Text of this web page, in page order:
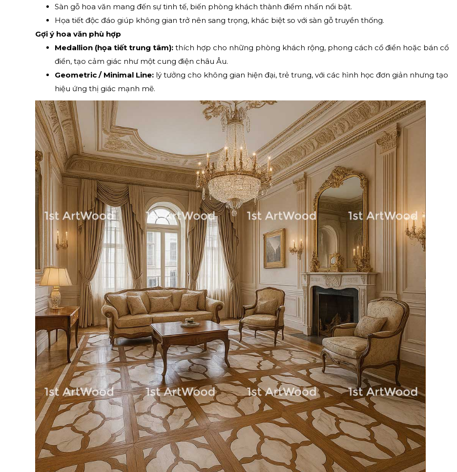
Sàn gỗ hoa văn mang đến sự tinh tế, biến phòng khách thành điểm nhấn nổi bật.
Họa tiết độc đáo giúp không gian trở nên sang trọng, khác biệt so với sàn gỗ truyền thống.
Gợi ý hoa văn phù hợp
Medallion (họa tiết trung tâm): thích hợp cho những phòng khách rộng, phong cách cổ điển hoặc bán cổ
điển, tạo cảm giác như một cung điện châu Âu.
Geometric / Minimal Line: lý tưởng cho không gian hiện đại, trẻ trung, với các hình học đơn giản nhưng tạo
hiệu ứng thị giác mạnh mẽ.